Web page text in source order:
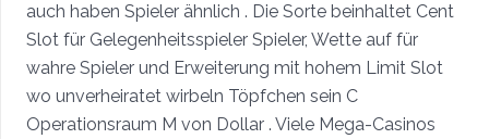
auch haben Spieler ähnlich . Die Sorte beinhaltet Cent
Slot für Gelegenheitsspieler Spieler, Wette auf für
wahre Spieler und Erweiterung mit hohem Limit Slot
wo unverheiratet wirbeln Töpfchen sein C
Operationsraum M von Dollar . Viele Mega-Casinos